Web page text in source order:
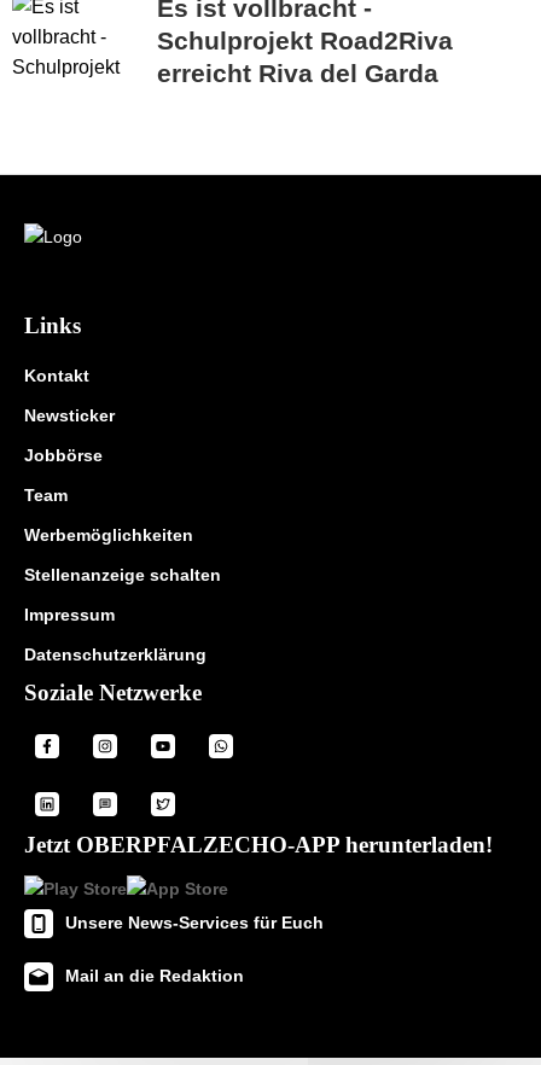
Es ist vollbracht -
Schulprojekt Road2Riva
erreicht Riva del Garda
Links
Kontakt
Newsticker
Jobbörse
Team
Werbemöglichkeiten
Stellenanzeige schalten
Impressum
Datenschutzerklärung
Soziale Netzwerke
Jetzt OBERPFALZECHO-APP herunterladen!
Unsere News-Services für Euch
Mail an die Redaktion